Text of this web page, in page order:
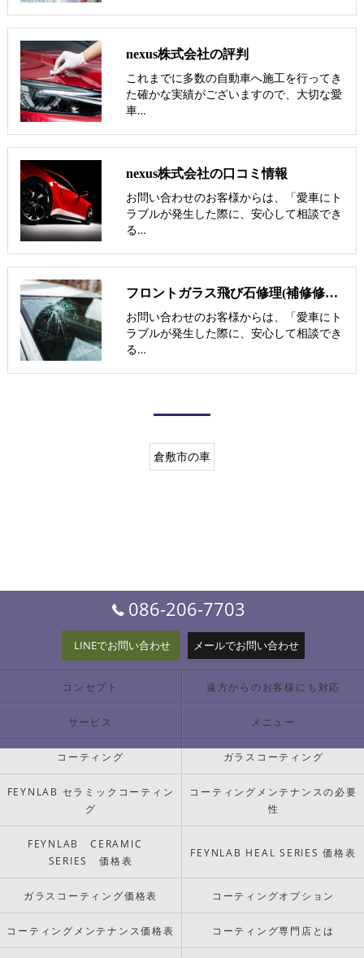
nexus株式会社の評判
これまでに多数の自動車へ施工を行ってき
た確かな実績がございますので、大切な愛
車…
nexus株式会社の口コミ情報
お問い合わせのお客様からは、「愛車にト
ラブルが発生した際に、安心して相談でき
る…
フロントガラス飛び石修理(補修修理)即日修理可能【nexus岡山･倉敷】
お問い合わせのお客様からは、「愛車にト
ラブルが発生した際に、安心して相談でき
る…
倉敷市の車
086-206-7703
LINEでお問い合わせ メールでお問い合わせ
コンセプト 遠方からのお客様にも対応
サービス メニュー
コーティング ガラスコーティング
FEYNLAB セラミックコーティン
グ
コーティングメンテナンスの必要
性
FEYNLAB CERAMIC
SERIES 価格表
FEYNLAB HEAL SERIES 価格表
ガラスコーティング価格表 コーティングオプション
コーティングメンテナンス価格表 コーティング専門店とは